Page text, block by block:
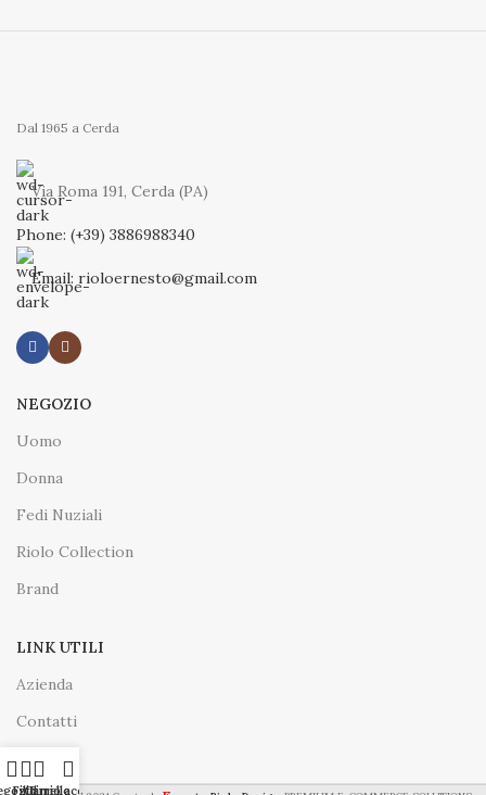
Dal 1965 a Cerda
Via Roma 191, Cerda (PA)
Phone: (+39) 3886988340
Email: rioloernesto@gmail.com
NEGOZIO
Uomo
Donna
Fedi Nuziali
Riolo Collection
Brand
LINK UTILI
Azienda
Contatti
FiltriCarrello
Il mio account